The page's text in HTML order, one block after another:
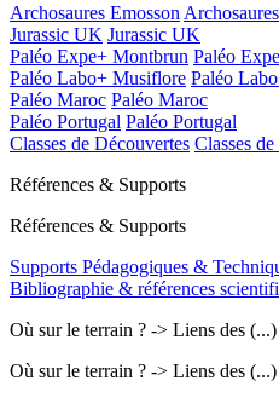
Archosaures Emosson
Jurassic UK Jurassic UK
Paléo Expe+ Montbrun Paléo
Paléo Labo+ Musiflore Paléo
Paléo Maroc Paléo Maroc
Paléo Portugal Paléo Portugal
Classes de Découvertes Classes
Références & Supports
Références & Supports
Supports Pédagogiques &
Bibliographie & références
Où sur le terrain ? -> Liens des (...)
Où sur le terrain ? -> Liens des (...)